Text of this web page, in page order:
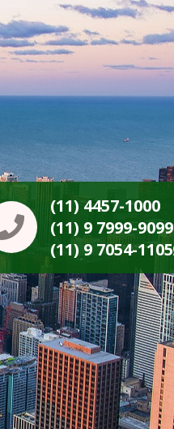
(11) 4457-1000
(11) 9 7999-9099
(11) 9 7054-1105